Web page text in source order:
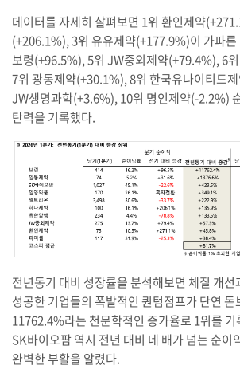
데이터를 자세히 살펴보면 1위 환인제약
(+206.1%), 3위 유유제약(+177.9%)이 가파른
보령(+96.5%), 5위 JW중외제약(+79.4%), 6
7위 광동제약(+30.1%), 8위 한국유나이티드
JW생명과학(+3.6%), 10위 명인제약(-2.2%)
탄력을 기록했다.
전년동기 대비 성장률을 분석해보면 체질 개선
성공한 기업들의 폭발적인 퀀텀점프가 단연 돋
11762.4%라는 천문학적인 증가율로 1위를
SK바이오팜 역시 전년 대비 네 배가 넘는 순이
완벽한 부활을 알렸다.